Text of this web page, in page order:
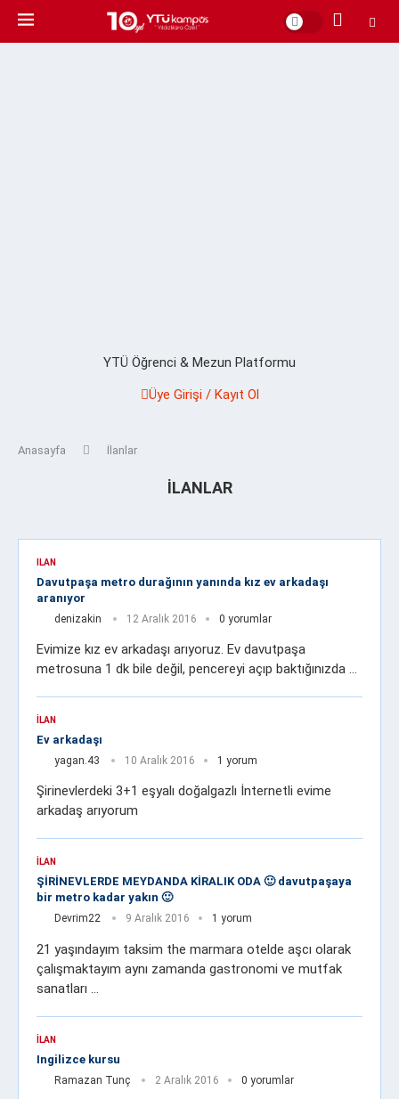
YTÜ Öğrenci & Mezun Platformu
Üye Girişi / Kayıt Ol
Anasayfa İlanlar
İLANLAR
İLAN
Davutpaşa metro durağının yanında kız ev arkadaşı
aranıyor
denizakin 12 Aralık 2016 0 yorumlar
Evimize kız ev arkadaşı arıyoruz. Ev davutpaşa
metrosuna 1 dk bile değil, pencereyi açıp baktığınızda …
İLAN
Ev arkadaşı
yagan.43 10 Aralık 2016 1 yorum
Şirinevlerdeki 3+1 eşyalı doğalgazlı İnternetli evime
arkadaş arıyorum
İLAN
ŞİRİNEVLERDE MEYDANDA KİRALIK ODA 🙂 davutpaşaya
bir metro kadar yakın 🙂
Devrim22 9 Aralık 2016 1 yorum
21 yaşındayım taksim the marmara otelde aşcı olarak
çalışmaktayım aynı zamanda gastronomi ve mutfak
sanatları …
İLAN
Ingilizce kursu
Ramazan Tunç 2 Aralık 2016 0 yorumlar